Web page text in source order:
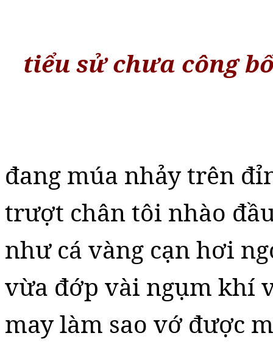
tiểu sử chưa công
đang múa nhảy trên
trượt chân tôi nhào
như cá vàng cạn hơi
vừa đớp vài ngụm khí
may làm sao vớ được